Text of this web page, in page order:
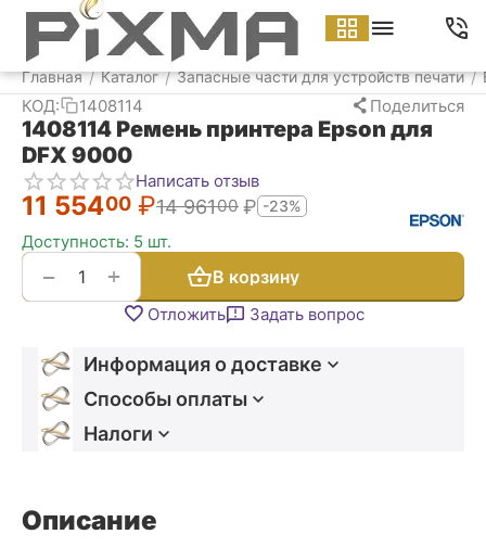
Главная / Каталог / Запасные части для устройств печати /
КОД: 1408114 Поделиться
1408114 Ремень принтера Epson для
DFX 9000
Написать отзыв
11 55400 ₽14 96100 ₽ -23%
Доступность: 5 шт.
+
− В корзину
Отложить Задать вопрос
Информация о доставке
Способы оплаты
Налоги
Описание
Меню Найти Корзина Аккаунт